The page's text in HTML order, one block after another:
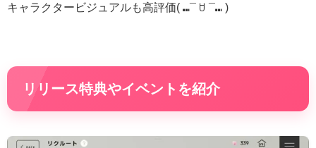
キャラクタービジュアルも高評価( ⑉¯ ꇴ ¯⑉ )
リリース特典やイベントを紹介